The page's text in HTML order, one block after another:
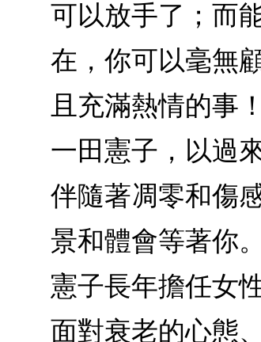
可以放手了；而
在，你可以毫無
且充滿熱情的事
一田憲子，以過
伴隨著凋零和傷
景和體會等著你
憲子長年擔任女
面對衰老的心態